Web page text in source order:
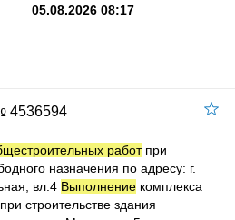
05.08.2026 08:17
4536594
работпри
назначения по адресу: г.
вл.4 Выполнение комплекса
строительстве здания